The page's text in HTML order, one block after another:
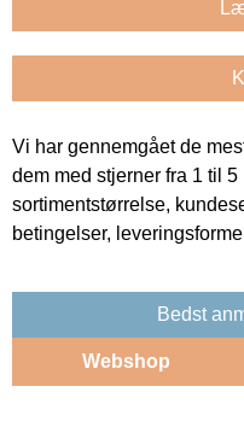
Vi har gennemgået de
dem med stjerner fra 1 til
sortimentstørrelse,
betingelser,
Bedst
Webshop